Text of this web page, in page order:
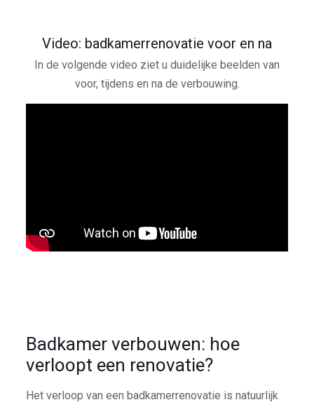
Video: badkamerrenovatie voor en na
In de volgende video ziet u duidelijke beelden van
voor, tijdens en na de verbouwing.
Badkamer verbouwen: hoe
verloopt een renovatie?
Het verloop van een badkamerrenovatie is natuurlijk